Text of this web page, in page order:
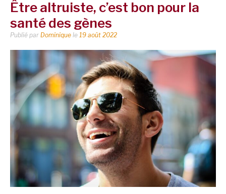
Être altruiste, c’est bon pour la
santé des gènes
Publié par Dominique le 19 août 2022